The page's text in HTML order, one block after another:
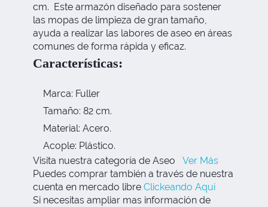
cm. Este armazón diseñado para sostener
las mopas de limpieza de gran tamaño,
ayuda a realizar las labores de aseo en áreas
comunes de forma rápida y eficaz.
Características:
Marca: Fuller
Tamaño: 82 cm.
Material: Acero.
Acople: Plástico.
Visita nuestra categoría de Aseo Ver Más
Puedes comprar también a través de nuestra
cuenta en mercado libre Clickeando Aquí
Si necesitas ampliar mas información de